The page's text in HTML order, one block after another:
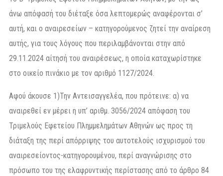
άνω απόφασή του διέταξε όσα λεπτομερώς αναφέρονται σ’
αυτή, και o αναιρεσείων – κατηγορούμενος ζητεί την αναίρεση
αυτής, για τους λόγους που περιλαμβάνονται στην από
29.11.2024 αίτησή του αναιρέσεως, η οποία καταχωρίστηκε
στο οικείο πινάκιο με τον αριθμό 1127/2024.
Αφού άκουσε 1)Την Αντεισαγγελέα, που πρότεινε: α) να
αναιρεθεί εν μέρει η υπ’ αριθμ. 3056/2024 απόφαση του
Τριμελούς Εφετείου Πλημμελημάτων Αθηνών ως προς τη
διάταξη της περί απόρριψης του αυτοτελούς ισχυρισμού του
αναιρεσείοντος-κατηγορουμένου, περί αναγνώρισης στο
πρόσωπο του της ελαφρυντικής περίστασης από το άρθρο 84